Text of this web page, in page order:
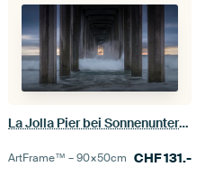
La Jolla Pier bei Sonnenuntergang
ArtFrame™ –90×50cm CHF131.-